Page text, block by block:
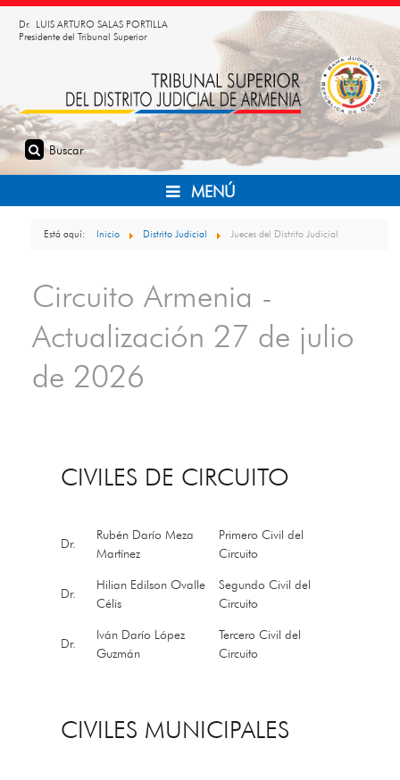
Dr. LUIS ARTURO SALAS PORTILLA
Presidente del Tribunal Superior
MENÚ
Está aquí: Inicio Distrito Judicial Jueces del Distrito Judicial
Circuito Armenia -
Actualización 27 de julio
de 2026
CIVILES DE CIRCUITO
Dr.
Rubén Darío Meza
Martínez
Primero Civil del
Circuito
Dr.
Hilian Edilson Ovalle
Célis
Segundo Civil del
Circuito
Dr.
Iván Darío López
Guzmán
Tercero Civil del
Circuito
CIVILES MUNICIPALES